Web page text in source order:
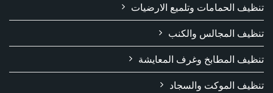
تنظيف الحمامات وتلميع الارضيات
تنظيف المجالس والكنب
تنظيف المطابخ وغرف المعايشة
تنظيف الموكت والسجاد